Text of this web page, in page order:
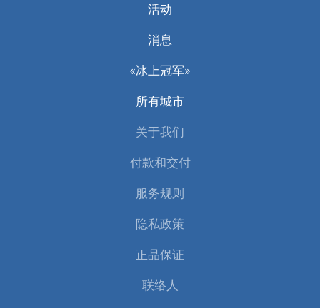
活动
消息
«冰上冠军»
所有城市
关于我们
付款和交付
服务规则
隐私政策
正品保证
联络人